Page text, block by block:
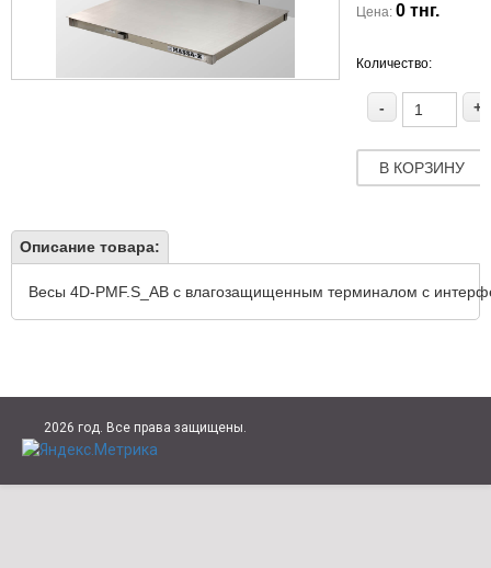
Цена: 0 тнг.
Количество:
+
-
В КОРЗИНУ
Описание товара:
Весы 4D-PMF.S_АВ с влагозащищенным терминалом с
2026 год. Все права защищены.